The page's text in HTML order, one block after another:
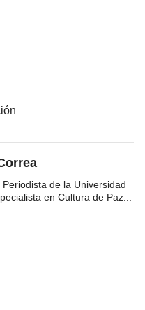
de la Universidad
en Cultura de Paz